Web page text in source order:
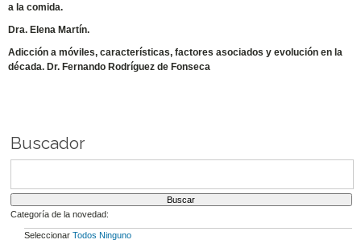
a la comida.
Dra. Elena Martín.
Adicción a móviles, características, factores asociados y evolución en la
década. Dr. Fernando Rodríguez de Fonseca
Buscador
Categoría de la novedad:
Seleccionar Todos Ninguno